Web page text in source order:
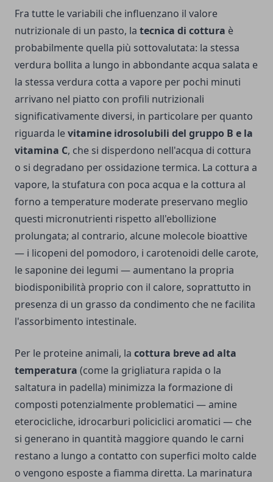
Fra tutte le variabili che influenzano il valore
nutrizionale di un pasto, la tecnica di cottura è
probabilmente quella più sottovalutata: la stessa
verdura bollita a lungo in abbondante acqua salata e
la stessa verdura cotta a vapore per pochi minuti
arrivano nel piatto con profili nutrizionali
significativamente diversi, in particolare per quanto
riguarda levitamine idrosolubili del gruppo B e la
vitamina C, che si disperdono nell'acqua di cottura
o si degradano per ossidazione termica. La cottura a
vapore, la stufatura con poca acqua e la cottura al
forno a temperature moderate preservano meglio
questi micronutrienti rispetto all'ebollizione
prolungata; al contrario, alcune molecole bioattive
— i licopeni del pomodoro, i carotenoidi delle carote,
le saponine dei legumi — aumentano la propria
biodisponibilità proprio con il calore, soprattutto in
presenza di un grasso da condimento che ne facilita
l'assorbimento intestinale.
Per le proteine animali, la cottura breve ad alta
temperatura (come la grigliatura rapida o la
saltatura in padella) minimizza la formazione di
composti potenzialmente problematici — amine
eterocicliche, idrocarburi policiclici aromatici — che
si generano in quantità maggiore quando le carni
restano a lungo a contatto con superfici molto calde
o vengono esposte a fiamma diretta. La marinatura